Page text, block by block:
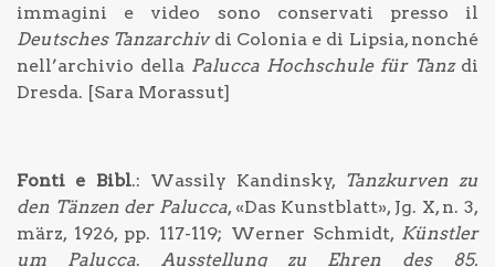
immagini e video sono conservati presso il
Deutsches Tanzarchivdi Colonia e di Lipsia, nonché
nell’archivio della Palucca Hochschule für Tanzdi
Dresda. [Sara Morassut]
Fonti e Bibl.: Wassily Kandinsky, Tanzkurven zu
den Tänzen der Palucca, «Das Kunstblatt», Jg. X, n. 3,
märz, 1926, pp. 117-119; Werner Schmidt, Künstler
um Palucca. Ausstellung zu Ehren des 85.